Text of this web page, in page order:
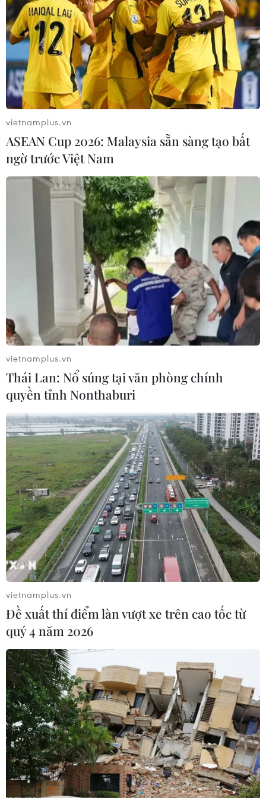
#Kết quả bóng đá
#Manchester United
#Manchester City
#Premier League
#Paul Pogba
#Anthony Martial
#Ole Gunnar Solskjaer
#Marcus Rashford
#Chiến thắng liên tiếp Anh
Theo dõi VietnamPlus
TIN LIÊN QUAN
Man City bay khỏi tốp 2, M.U thăng hoa
dưới thời Solskjaer
27/12/2018 01:21
Sau thất bại sốc trước Crystal Palace, Manchester City
tiếp tục phải muối mặt trong ngày Lễ Tặng quà (Boxing
Day) khi để thua ngược 1-2 trước Leicester City ở vòng 19
Premier League.
'Người vui, kẻ buồn' tại Premier
vietnamplus.vn
ASEAN Cup 2026: Malaysia sẵn sàng tạo bất
ngờ trước Việt Nam
vietnamplus.vn
Thái Lan: Nổ súng tại văn phòng chính
quyền tỉnh Nonthaburi
vietnamplus.vn
Đề xuất thí điểm làn vượt xe trên cao tốc từ
quý 4 năm 2026